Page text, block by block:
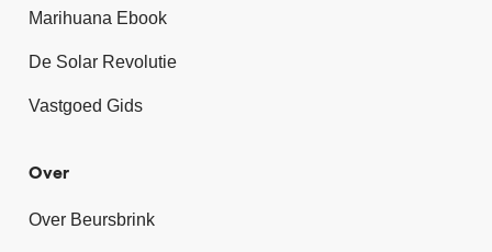
Marihuana Ebook
De Solar Revolutie
Vastgoed Gids
Over
Over Beursbrink